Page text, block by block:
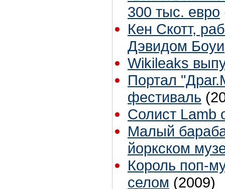
300 тыс. евро
Кен Скотт,
Дэвидом
Wikileaks
Портал
фестиваль
Солист Lamb
Малый
йоркском
Король поп-
селом (2009)